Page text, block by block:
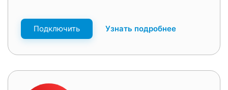
Подключить Узнать подробнее